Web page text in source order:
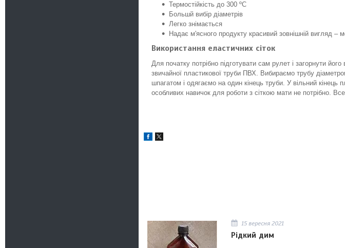
Термостійкість до 300 ºС
Большй вибір діаметрів
Легко знімається
Надає м'ясного продукту красивий зовнішній вигляд –
Використання еластичних сіток
Для початку потрібно підготувати сам рулет і загорнути
звичайної пластикової труби ПВХ. Вибираємо трубу
шпагатом і одягаємо на один кінець труби. У вільний кінець
особливих навичок для роботи з сіткою мати не потрібно.
15 вересня 2021
Рідкий дим